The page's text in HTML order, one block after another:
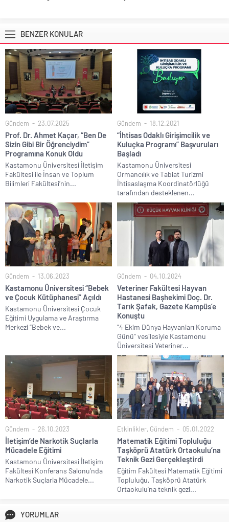
BENZER KONULAR
Gündem 23.07.2025
Prof. Dr. Ahmet Kaçar, “Ben De
Sizin Gibi Bir Öğrenciydim”
Programına Konuk Oldu
Kastamonu Üniversitesi İletişim
Fakültesi ile İnsan ve Toplum
Bilimleri Fakültesi’nin...
Gündem 18.12.2021
“İhtisas Odaklı Girişimcilik ve
Kuluçka Programı” Başvuruları
Başladı
Kastamonu Üniversitesi
Ormancılık ve Tabiat Turizmi
İhtisaslaşma Koordinatörlüğü
tarafından desteklenen...
Gündem 13.06.2023
Kastamonu Üniversitesi “Bebek
ve Çocuk Kütüphanesi” Açıldı
Kastamonu Üniversitesi Çocuk
Eğitimi Uygulama ve Araştırma
Merkezi “Bebek ve...
Gündem 04.10.2024
Veteriner Fakültesi Hayvan
Hastanesi Başhekimi Doç. Dr.
Tarık Şafak, Gazete Kampüs’e
Konuştu
"4 Ekim Dünya Hayvanları Koruma
Günü" vesilesiyle Kastamonu
Üniversitesi Veteriner...
Gündem 26.10.2023
İletişim’de Narkotik Suçlarla
Mücadele Eğitimi
Kastamonu Üniversitesi İletişim
Fakültesi Konferans Salonu’nda
Narkotik Suçlarla Mücadele...
Etkinlikler, Gündem 05.01.2022
Matematik Eğitimi Topluluğu
Taşköprü Atatürk Ortaokulu’na
Teknik Gezi Gerçekleştirdi
Eğitim Fakültesi Matematik Eğitimi
Topluluğu, Taşköprü Atatürk
Ortaokulu'na teknik gezi...
YORUMLAR